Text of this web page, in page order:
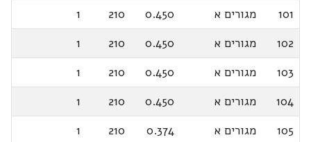
101
מגורים א 0.450
210
1
102
מגורים א 0.450
210
1
103
מגורים א 0.450
210
1
104
מגורים א 0.450
210
1
105
מגורים א 0.374
210
1